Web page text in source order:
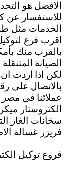
الافضل هو
للاستفسار عن
الخدمات مثل
اقرب فرع
بالقرب منك
الصيانة
لكن اذا اردت
بالاتصال على
عملائنا في
الكتروستار
سخانات الغاز
فريزر غسالة
فروع توكيل